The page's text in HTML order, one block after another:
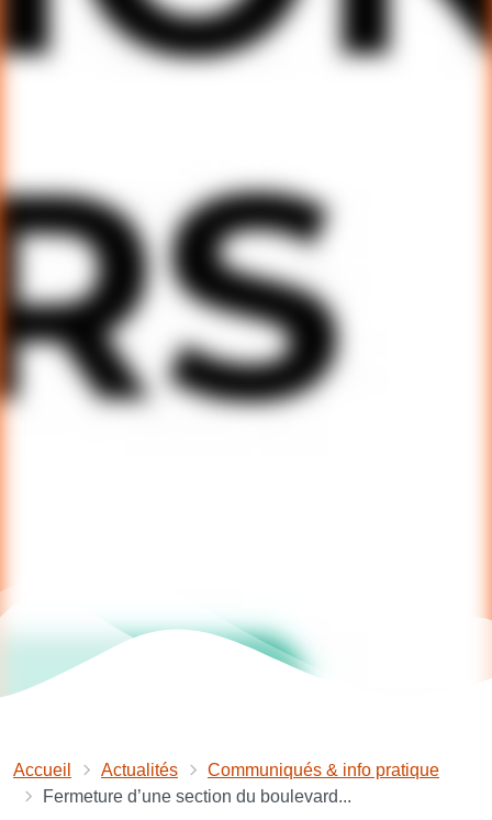
Accueil Actualités
Communiqués & info pratique
Fermeture d’une section du boulevard...